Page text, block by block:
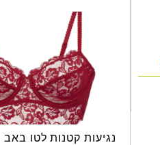
נגיעות קטנות לטו באב